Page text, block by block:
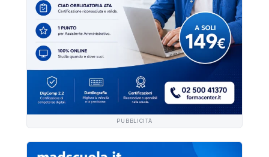
PUBBLICITÀ